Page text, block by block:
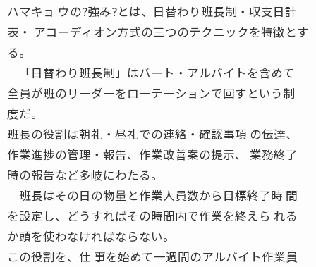
ハマキョ ウの?強み?とは、日替わり班長制・収支日計
表・ アコーディオン方式の三つのテクニックを特徴とす
る。
「日替わり班長制」はパート・アルバイトを含めて
全員が班のリーダーをローテーションで回すという制
度だ。
班長の役割は朝礼・昼礼での連絡・確認事項 の伝達、
作業進捗の管理・報告、作業改善案の提示、 業務終了
時の報告など多岐にわたる。
班長はその日の物量と作業人員数から目標終了時 間
を設定し、どうすればその時間内で作業を終えら れる
か頭を使わなければならない。
この役割を、仕 事を始めて一週間のアルバイト作業員